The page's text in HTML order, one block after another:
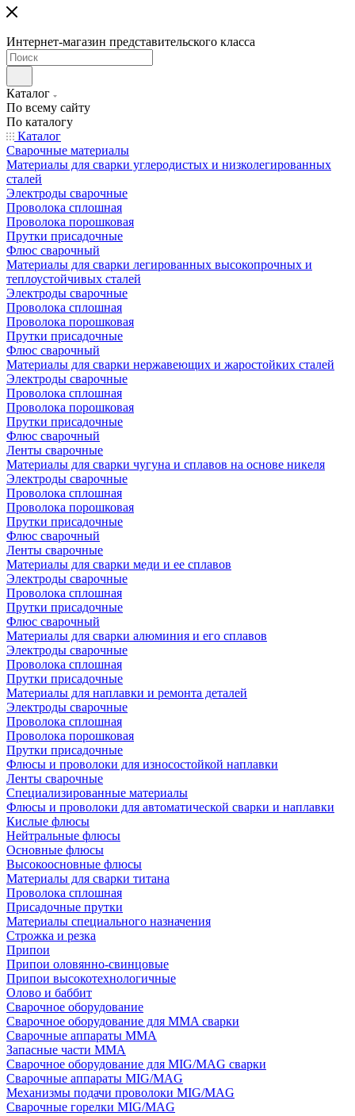
Интернет-магазин представительского класса
Каталог
По всему сайту
По каталогу
Каталог
Сварочные материалы
Материалы для сварки углеродистых и низколегированных
сталей
Электроды сварочные
Проволока сплошная
Проволока порошковая
Прутки присадочные
Флюс сварочный
Материалы для сварки легированных высокопрочных и
теплоустойчивых сталей
Электроды сварочные
Проволока сплошная
Проволока порошковая
Прутки присадочные
Флюс сварочный
Материалы для сварки нержавеющих и жаростойких сталей
Электроды сварочные
Проволока сплошная
Проволока порошковая
Прутки присадочные
Флюс сварочный
Ленты сварочные
Материалы для сварки чугуна и сплавов на основе никеля
Электроды сварочные
Проволока сплошная
Проволока порошковая
Прутки присадочные
Флюс сварочный
Ленты сварочные
Материалы для сварки меди и ее сплавов
Электроды сварочные
Проволока сплошная
Прутки присадочные
Флюс сварочный
Материалы для сварки алюминия и его сплавов
Электроды сварочные
Проволока сплошная
Прутки присадочные
Материалы для наплавки и ремонта деталей
Электроды сварочные
Проволока сплошная
Проволока порошковая
Прутки присадочные
Флюсы и проволоки для износостойкой наплавки
Ленты сварочные
Специализированные материалы
Флюсы и проволоки для автоматической сварки и наплавки
Кислые флюсы
Нейтральные флюсы
Основные флюсы
Высокоосновные флюсы
Материалы для сварки титана
Проволока сплошная
Присадочные прутки
Материалы специального назначения
Строжка и резка
Припои
Припои оловянно-свинцовые
Припои высокотехнологичные
Олово и баббит
Сварочное оборудование
Сварочное оборудование для MMA сварки
Сварочные аппараты MMA
Запасные части MMA
Сварочное оборудование для MIG/MAG сварки
Сварочные аппараты MIG/MAG
Механизмы подачи проволоки MIG/MAG
Сварочные горелки MIG/MAG